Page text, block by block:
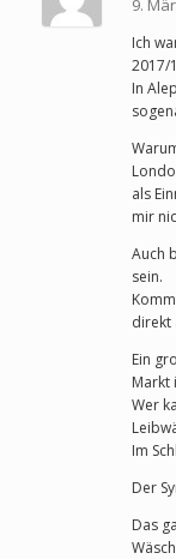
9.
Ich
2017/
In
als
mir
Auch
sein.
direkt
Ein
Markt
Wer
Im
Der
Das